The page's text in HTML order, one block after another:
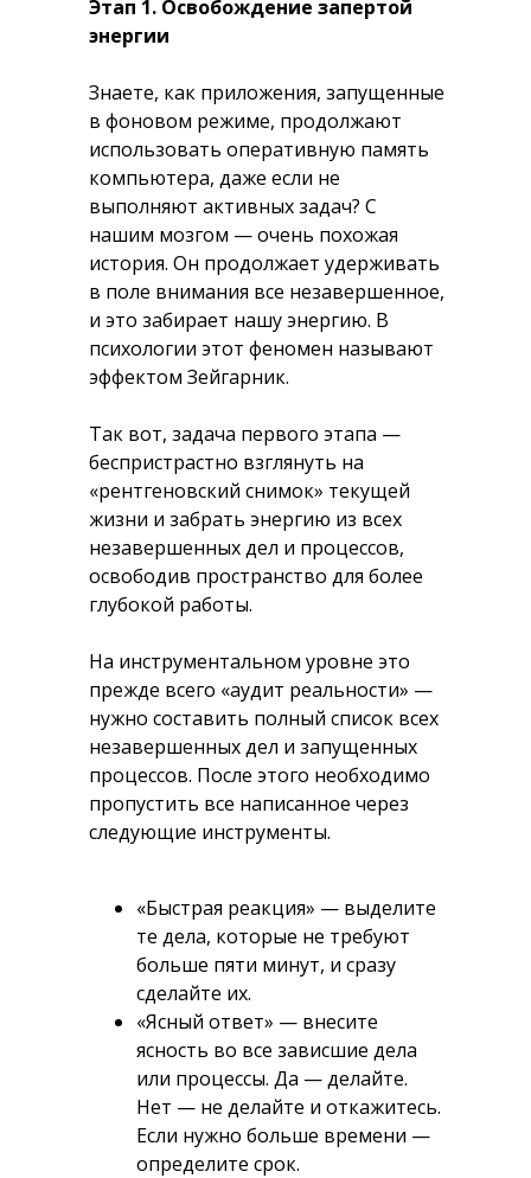
Этап 1. Освобождение запертой
энергии
Знаете, как приложения, запущенные
в фоновом режиме, продолжают
использовать оперативную память
компьютера, даже если не
выполняют активных задач? С
нашим мозгом — очень похожая
история. Он продолжает удерживать
в поле внимания все незавершенное,
и это забирает нашу энергию. В
психологии этот феномен называют
эффектом Зейгарник.
Так вот, задача первого этапа —
беспристрастно взглянуть на
«рентгеновский снимок» текущей
жизни и забрать энергию из всех
незавершенных дел и процессов,
освободив пространство для более
глубокой работы.
На инструментальном уровне это
прежде всего «аудит реальности» —
нужно составить полный список всех
незавершенных дел и запущенных
процессов. После этого необходимо
пропустить все написанное через
следующие инструменты.
«Быстрая реакция» — выделите
те дела, которые не требуют
больше пяти минут, и сразу
сделайте их.
«Ясный ответ» — внесите
ясность во все зависшие дела
или процессы. Да — делайте.
Нет — не делайте и откажитесь.
Если нужно больше времени —
определите срок.